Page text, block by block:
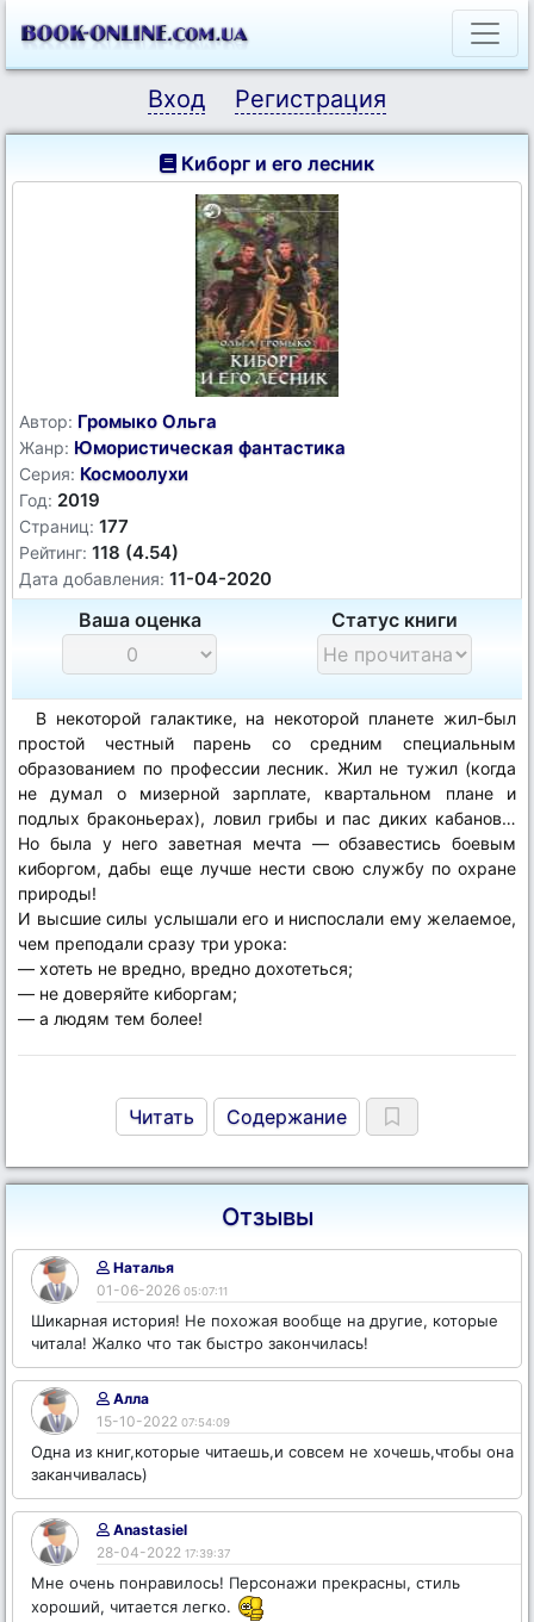
Вход Регистрация
Киборг и его лесник
Автор: Громыко Ольга
Жанр: Юмористическая фантастика
Серия: Космоолухи
Год: 2019
Страниц: 177
Рейтинг: 118 (4.54)
Дата добавления: 11-04-2020
Ваша оценка Статус книги
В некоторой галактике, на некоторой планете жил-был
простой честный парень со средним специальным
образованием по профессии лесник. Жил не тужил (когда
не думал о мизерной зарплате, квартальном плане и
подлых браконьерах), ловил грибы и пас диких кабанов…
Но была у него заветная мечта — обзавестись боевым
киборгом, дабы еще лучше нести свою службу по охране
природы!
И высшие силы услышали его и ниспослали ему желаемое,
чем преподали сразу три урока:
— хотеть не вредно, вредно дохотеться;
— не доверяйте киборгам;
— а людям тем более!
Читать Содержание
Отзывы
Наталья
01-06-2026 05:07:11
Шикарная история! Не похожая вообще на другие, которые
читала! Жалко что так быстро закончилась!
Алла
15-10-2022 07:54:09
Одна из книг,которые читаешь,и совсем не хочешь,чтобы она
заканчивалась)
Anastasiel
28-04-2022 17:39:37
Мне очень понравилось! Персонажи прекрасны, стиль
хороший, читается легко.